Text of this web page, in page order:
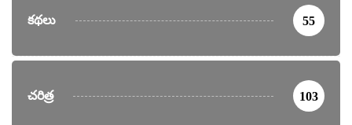
కథలు 55
చరిత్ర 103